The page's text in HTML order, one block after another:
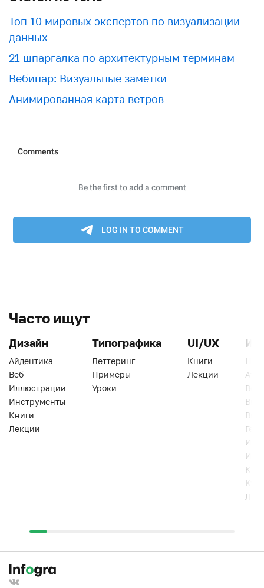
Топ 10 мировых экспертов по визуализации
данных
21 шпаргалка по архитектурным терминам
Вебинар: Визуальные заметки
Анимированная карта ветров
Часто ищут
Дизайн
Айдентика
Веб
Иллюстрации
Инструменты
Книги
Лекции
Типографика
Леттеринг
Примеры
Уроки
UI/UX
Книги
Лекции
Веб